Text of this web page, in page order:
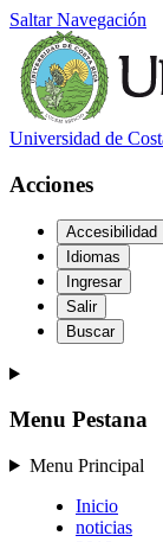
Saltar Navegación
Universidad de
Acciones
Accesibilidad
Idiomas
Ingresar
Salir
Buscar
Menu Pestana
Menu Principal
Inicio
noticias